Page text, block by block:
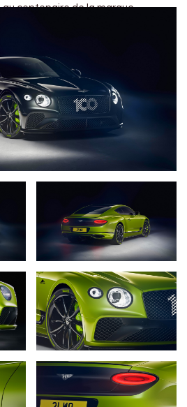
centenaire de la marque.